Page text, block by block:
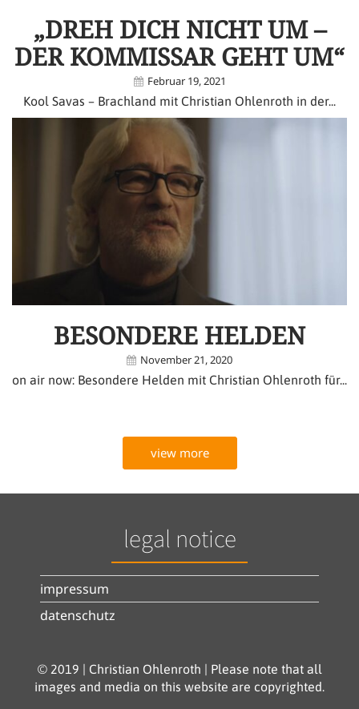
„DREH DICH NICHT UM –
DER KOMMISSAR GEHT UM“
Februar 19, 2021
Kool Savas – Brachland mit Christian Ohlenroth in der...
BESONDERE HELDEN
November 21, 2020
on air now: Besondere Helden mit Christian Ohlenroth für...
view more
legal notice
impressum
datenschutz
© 2019 | Christian Ohlenroth | Please note that all
images and media on this website are copyrighted.